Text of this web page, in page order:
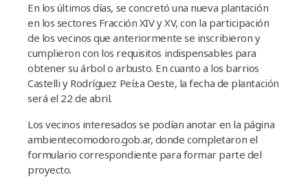
En los últimos dí­as, se concretó una nueva plantación
en los sectores Fracción XIV y XV, con la participación
de los vecinos que anteriormente se inscribieron y
cumplieron con los requisitos indispensables para
obtener su árbol o arbusto. En cuanto a los barrios
Castelli y Rodrí­guez Peí±a Oeste, la fecha de plantación
será el 22 de abril.
Los vecinos interesados se podí­an anotar en la página
ambientecomodoro.gob.ar, donde completaron el
formulario correspondiente para formar parte del
proyecto.